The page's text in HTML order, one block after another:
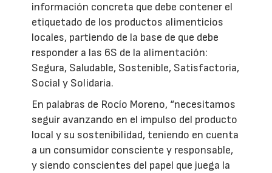
información concreta que debe contener el
etiquetado de los productos alimenticios
locales, partiendo de la base de que debe
responder a las 6S de la alimentación:
Segura, Saludable, Sostenible, Satisfactoria,
Social y Solidaria.
En palabras de Rocío Moreno, “necesitamos
seguir avanzando en el impulso del producto
local y su sostenibilidad, teniendo en cuenta
a un consumidor consciente y responsable,
y siendo conscientes del papel que juega la